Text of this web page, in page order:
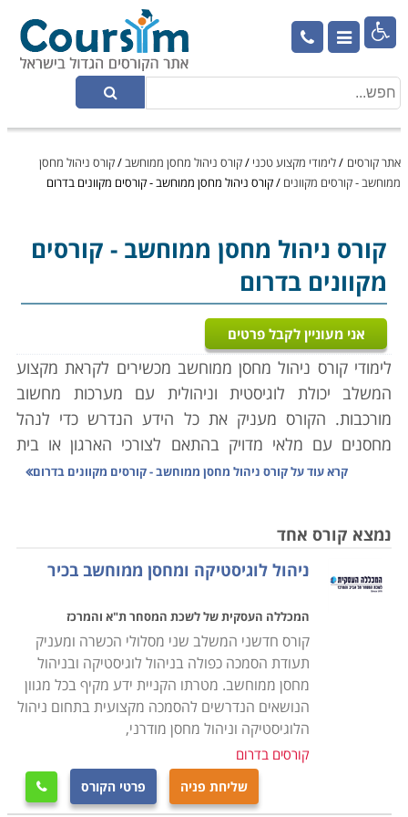

אתר קורסים /לימודי מקצוע טכני /קורס ניהול מחסן ממוחשב/קורס ניהול מחסן
ממוחשב - קורסים מקוונים /קורס ניהול מחסן ממוחשב - קורסים מקוונים בדרום
קורס ניהול מחסן ממוחשב - קורסים
מקוונים בדרום
אני מעוניין לקבל פרטים
לימודי קורס ניהול מחסן ממוחשב מכשירים לקראת מקצוע
המשלב יכולת לוגיסטית וניהולית עם מערכות מחשוב
מורכבות. הקורס מעניק את כל הידע הנדרש כדי לנהל
מחסנים עם מלאי מדויק בהתאם לצורכי הארגון או בית
העסק, סחר יבוא ויצוא, מעקב אחר סחורות נכנסות ויוצאות
הלימודים בקורס ניהול מחסן הינם מקצועיים ביותר,
במסגרת הקורס יועברו שיעורים במגוון נושאים: מבנה
הארגון, רכישה ומכירה של סחורות, כללי היבוא והיצוא,
אחזקת מלאי, ניהול המערך האנושי במחסני החברה, מושגי
יסוד מקצועיים בתחום הלוגיסטיקה הארגונית, הכרת סוגי
התוכנות השונות לניהול מלאי ועוד נושאים רבים בתחום זה.
הקורס אינו מצריך כל ידע מוקדם ועל כן מתאים הן לחיילים
משוחררים שעסקו באפסנאות בצבא, או לחסרי ניסיון הרוצים
להשתלב במערך הלוגיסטי בחברה שכן, מדובר במקצוע
קרא עוד עלקורס ניהול מחסן ממוחשב - קורסים מקוונים בדרום
נמצא קורס אחד
ניהול לוגיסטיקה ומחסן ממוחשב בכיר
המכללה העסקית של לשכת המסחר ת"א והמרכז
קורס חדשני המשלב שני מסלולי הכשרה ומעניק
תעודת הסמכה כפולה בניהול לוגיסטיקה ובניהול
מחסן ממוחשב. מטרתו הקניית ידע מקיף בכל מגוון
הנושאים הנדרשים להסמכה מקצועית בתחום ניהול
הלוגיסטיקה וניהול מחסן מודרני,
קורסים בדרום
שליחת פניה פרטי הקורס 